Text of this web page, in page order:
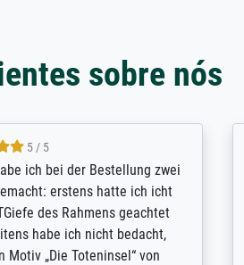
sobre nós
5 / 5
at Meisterdrucke strives to
demands, and provides
on how to obtain the best
the prints requested by the
company has a vast